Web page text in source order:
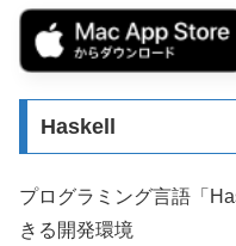
Haskell
プログラミング言語「
きる開発環境